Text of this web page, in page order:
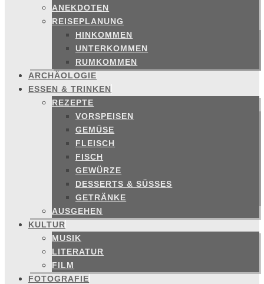
ANEKDOTEN
REISEPLANUNG
HINKOMMEN
UNTERKOMMEN
RUMKOMMEN
ARCHÄOLOGIE
ESSEN & TRINKEN
REZEPTE
VORSPEISEN
GEMÜSE
FLEISCH
FISCH
GEWÜRZE
DESSERTS & SÜSSES
GETRÄNKE
AUSGEHEN
KULTUR
MUSIK
LITERATUR
FILM
FOTOGRAFIE